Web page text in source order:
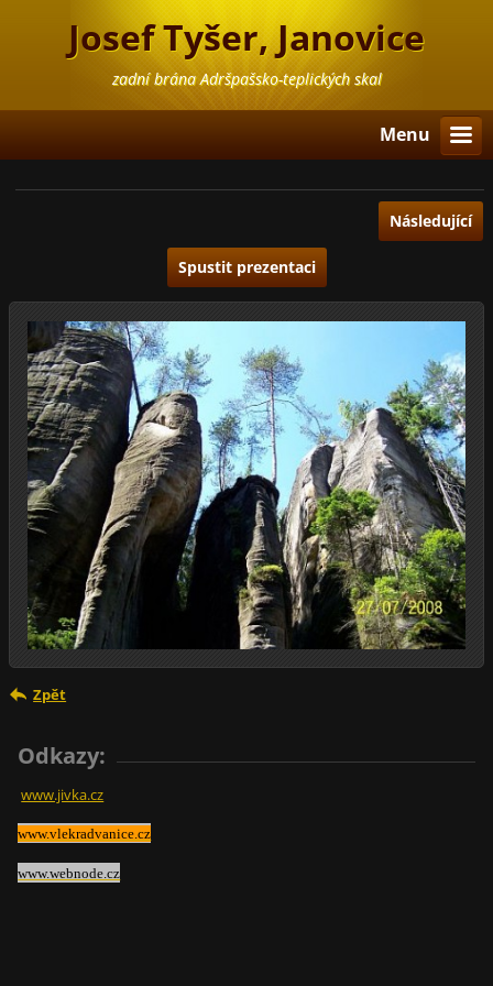
Josef Tyšer, Janovice
zadní brána Adršpašsko-teplických skal
Menu
Následující
Spustit prezentaci
Zpět
Odkazy:
www.jivka.cz
www.vlekradvanice.cz
www.webnode.cz